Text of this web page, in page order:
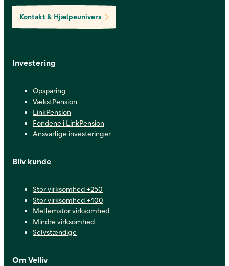
Kontakt & Hjælpeunivers
Investering
Opsparing
VækstPension
LinkPension
Fondene i LinkPension
Ansvarlige investeringer
Bliv kunde
Stor virksomhed +250
Stor virksomhed +100
Mellemstor virksomhed
Mindre virksomhed
Selvstændige
Om Velliv